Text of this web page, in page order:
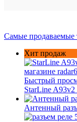
Самые продаваемые
Хит продаж
Быстрый
StarLine
Антенный